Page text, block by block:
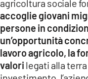
LACAPITALENEWS.IT
App
ANDROID
agricoltura sociale
accoglie giovani
persone in
un’opportunità
lavoro agricolo, la
valori legati alla